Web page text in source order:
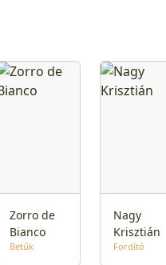
Zorro de
Bianco
Betűk
Nagy
Krisztián
Fordító